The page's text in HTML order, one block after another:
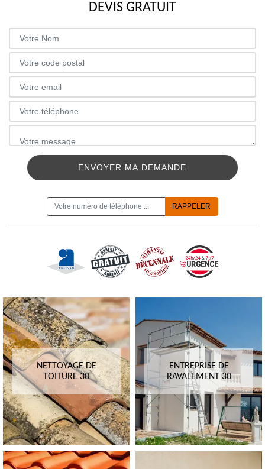
DEVIS GRATUIT
NETTOYAGE DE
TOITURE 30
ENTREPRISE DE
RAVALEMENT 30